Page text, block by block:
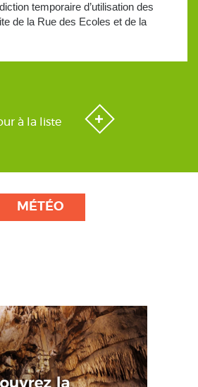
temporaire d’utilisation des
de la Rue des Ecoles et de la
à la liste
MÉTÉO